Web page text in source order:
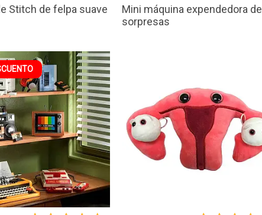
Stitch de felpa suave
Mini máquina expendedora de
sorpresas